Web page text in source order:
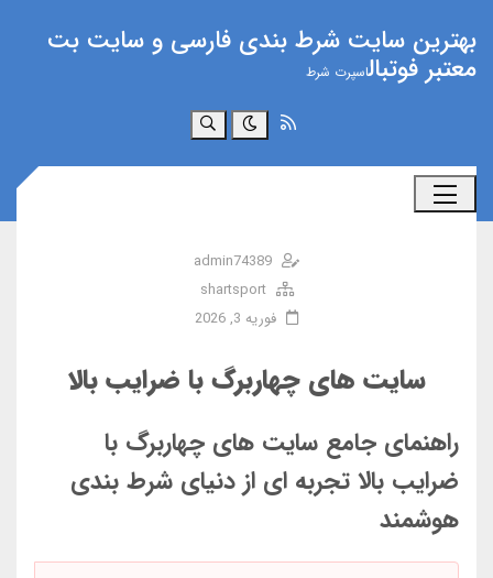
بهترین سایت شرط بندی فارسی و سایت بت
معتبر فوتبالاسپرت شرط
جستجو
admin74389
shartsport
فوریه 3, 2026
سایت‌ های چهاربرگ با ضرایب بالا
راهنمای جامع سایت های چهاربرگ با
ضرایب بالا تجربه ای از دنیای شرط بندی
هوشمند